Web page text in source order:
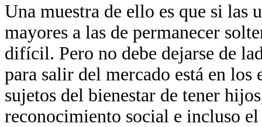
Una muestra de ello es que si
mayores a las de permanecer
difícil. Pero no debe dejarse de
para salir del mercado está en
sujetos del bienestar de tener
reconocimiento social e incluso